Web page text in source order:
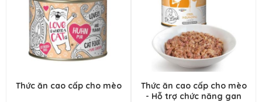
Thức ăn cao cấp cho mèo
Thức ăn cao cấp cho mèo
- Hỗ trợ chức năng gan